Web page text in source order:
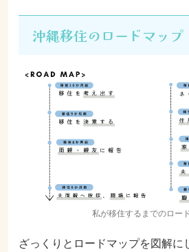
沖縄移住のロードマップ
私が移住するまでのロー
ざっくりとロードマップを図解に